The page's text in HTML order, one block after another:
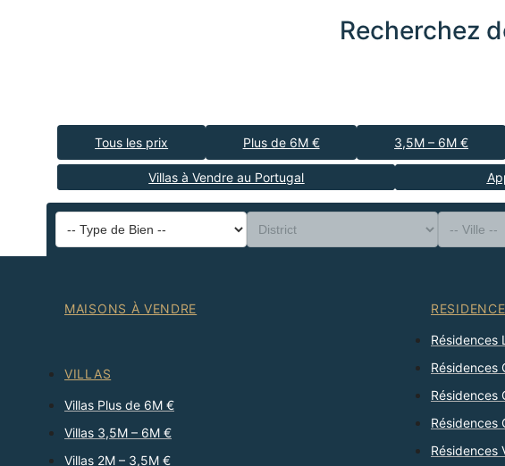
Recherchez
Tous les prix Plus de 6M € 3,5M – 6M €
Villas à Vendre au Portugal
MAISONS À VENDRE
VILLAS
Villas Plus de 6M €
Villas 3,5M – 6M €
Villas 2M – 3,5M €
Résidences
Résidences
Résidences
Résidences
Résidences